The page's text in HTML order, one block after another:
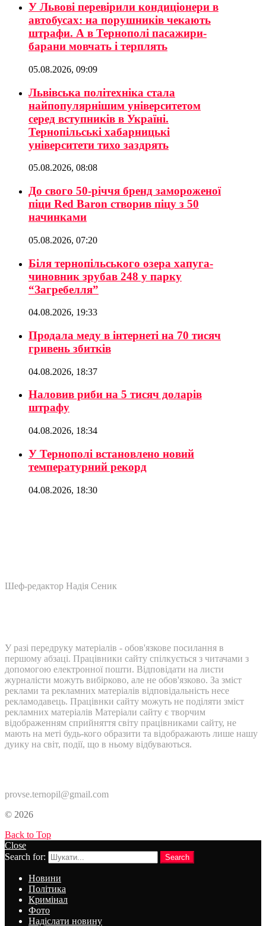
У Львові перевірили кондиціонери в
автобусах: на порушників чекають
штрафи. А в Тернополі пасажири-
барани мовчать і терплять
05.08.2026, 09:09
Львівська політехніка стала
найпопулярнішим університетом
серед вступників в Україні.
Тернопільські хабарницькі
університети тихо заздрять
05.08.2026, 08:08
До свого 50-річчя бренд замороженої
піци Red Baron створив піцу з 50
начинками
05.08.2026, 07:20
Біля тернопільського озера хапуга-
чиновник зрубав 248 у парку
“Загребелля”
04.08.2026, 19:33
Продала меду в інтернеті на 70 тисяч
гривень збитків
04.08.2026, 18:37
Наловив риби на 5 тисяч доларів
штрафу
04.08.2026, 18:34
У Тернополі встановлено новий
температурний рекорд
04.08.2026, 18:30
Шеф-редактор Надія Сеник
У разі передруку матеріалів - обов'язкове посилання в
першому абзаці. Працівники сайту спілкується з читачами з
допомогою електронної пошти. Відповідати на листи
журналісти можуть вибірково, але не обов'язково. За зміст
реклами та рекламних матеріалів відповідальність несе
рекламодавець. Працівнки сайту можуть не поділяти зміст
рекламних матеріалів Матеріали сайту є творчим
відображенням сприйняття світу працівниками сайту, не
мають на меті будь-кого образити та відображають лише нашу
дуику на світ, події, що в ньому відбуваються.
provse.ternopil@gmail.com
© 2026
Back to Top
Close
Search for:
Search
Новини
Політика
Кримінал
Фото
Надіслати новину